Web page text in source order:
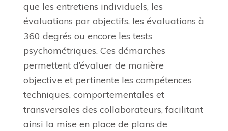
que les entretiens individuels, les
évaluations par objectifs, les évaluations à
360 degrés ou encore les tests
psychométriques. Ces démarches
permettent d’évaluer de manière
objective et pertinente les compétences
techniques, comportementales et
transversales des collaborateurs, facilitant
ainsi la mise en place de plans de